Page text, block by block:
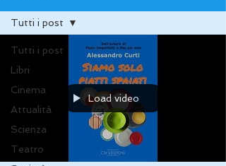
Tutti i post
Libri
Cinema
Attualità
Scienza
Teatro
Tutti i post
Load video